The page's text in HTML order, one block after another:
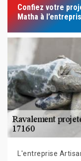
Confiez votre
Matha à
L'entreprise